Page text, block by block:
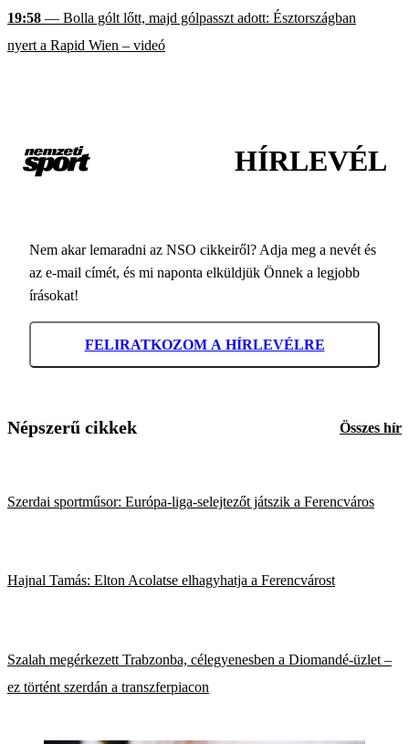
19:58 — Bolla gólt lőtt, majd gólpasszt adott: Észtországban
nyert a Rapid Wien – videó
HÍRLEVÉL
Nem akar lemaradni az NSO cikkeiről? Adja meg a nevét és
az e-mail címét, és mi naponta elküldjük Önnek a legjobb
írásokat!
FELIRATKOZOM A HÍRLEVÉLRE
Népszerű cikkek Összes hír
Szerdai sportműsor: Európa-liga-selejtezőt játszik a Ferencváros
Hajnal Tamás: Elton Acolatse elhagyhatja a Ferencvárost
Szalah megérkezett Trabzonba, célegyenesben a Diomandé-üzlet –
ez történt szerdán a transzferpiacon